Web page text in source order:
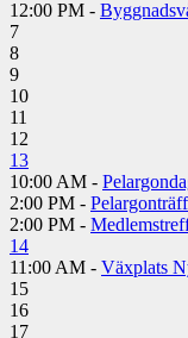
12:00 PM -
7
8
9
10
11
12
13
10:00 AM -
2:00 PM -
2:00 PM -
14
11:00 AM - Växplats
15
16
17